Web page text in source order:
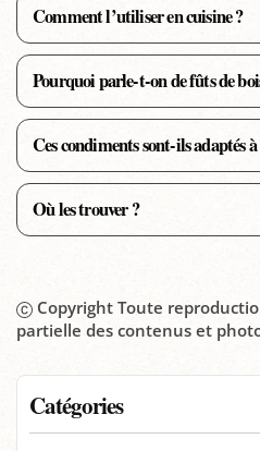
Catégories
Comment l’utiliser en cuisine ?
Pourquoi parle-t-on de fûts de
Ces condiments sont-ils adaptés
Où les trouver ?
Copyright Toute
partielle des contenus et